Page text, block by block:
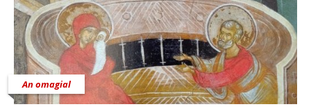
An omagial